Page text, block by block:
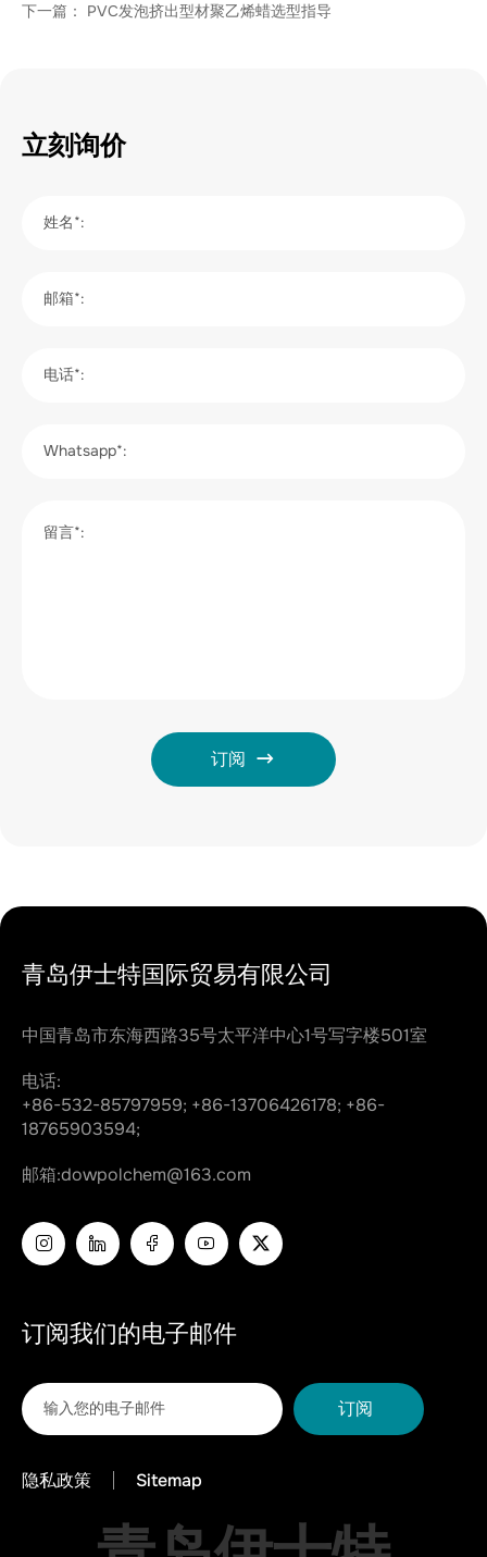
下一篇： PVC发泡挤出型材聚乙烯蜡选型指导
立刻询价
姓名*:
邮箱*:
电话*:
Whatsapp*:
留言*:
订阅
青岛伊士特国际贸易有限公司
中国青岛市东海西路35号太平洋中心1号写字楼501室
电话:
+86-532-85797959; +86-13706426178; +86-
18765903594;
邮箱:dowpolchem@163.com
订阅我们的电子邮件
订阅
隐私政策 Sitemap